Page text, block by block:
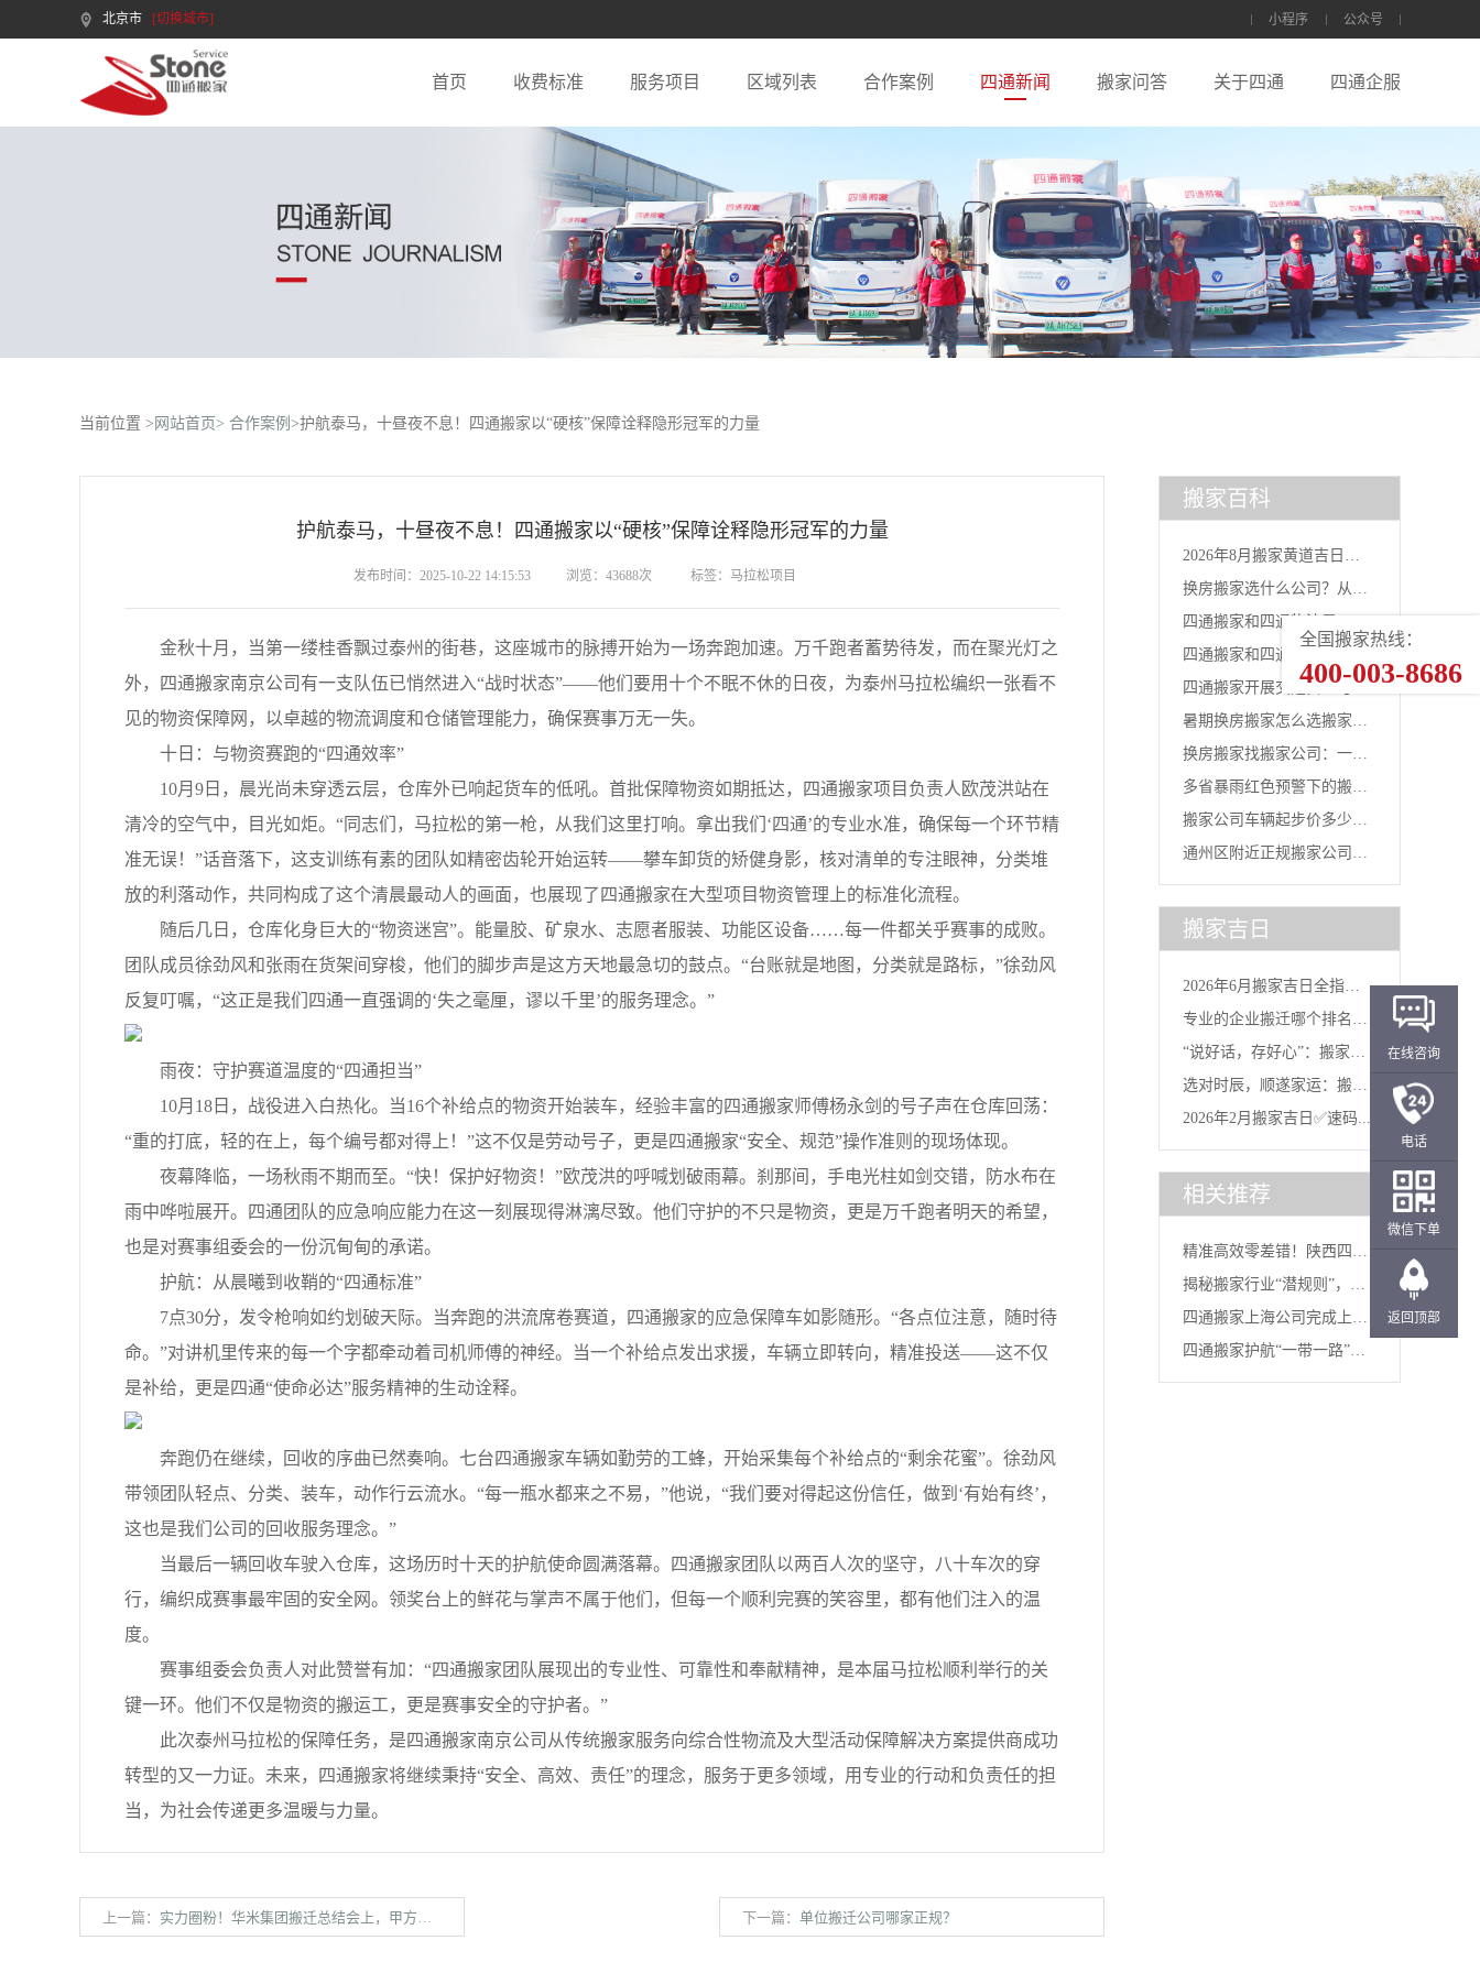
全国搬家热线：
400-003-8686
北京市 [切换城市] 小程序 公众号
首页 收费标准 服务项目 区域列表 合作案例 四通新闻 搬家问答 关于四通 四通企服
当前位置 > 网站首页> 合作案例 >护航泰马，十昼夜不息！四通搬家以“硬核”保障诠释隐形冠军的力量
护航泰马，十昼夜不息！四通搬家以“硬核”保障诠释隐形冠军的力量
发布时间：2025-10-22 14:15:53 浏览：43688次 标签：马拉松项目
金秋十月，当第一缕桂香飘过泰州的街巷，这座城市的脉搏开始为一场奔跑加速。万千跑者蓄势待发，而在聚光灯之
外，四通搬家南京公司有一支队伍已悄然进入“战时状态”——他们要用十个不眠不休的日夜，为泰州马拉松编织一张看不
见的物资保障网，以卓越的物流调度和仓储管理能力，确保赛事万无一失。
十日：与物资赛跑的“四通效率”
10月9日，晨光尚未穿透云层，仓库外已响起货车的低吼。首批保障物资如期抵达，四通搬家项目负责人欧茂洪站在
清冷的空气中，目光如炬。“同志们，马拉松的第一枪，从我们这里打响。拿出我们‘四通’的专业水准，确保每一个环节精
准无误！”话音落下，这支训练有素的团队如精密齿轮开始运转——攀车卸货的矫健身影，核对清单的专注眼神，分类堆
放的利落动作，共同构成了这个清晨最动人的画面，也展现了四通搬家在大型项目物资管理上的标准化流程。
随后几日，仓库化身巨大的“物资迷宫”。能量胶、矿泉水、志愿者服装、功能区设备……每一件都关乎赛事的成败。
团队成员徐劲风和张雨在货架间穿梭，他们的脚步声是这方天地最急切的鼓点。“台账就是地图，分类就是路标，”徐劲风
反复叮嘱，“这正是我们四通一直强调的‘失之毫厘，谬以千里’的服务理念。”
雨夜：守护赛道温度的“四通担当”
10月18日，战役进入白热化。当16个补给点的物资开始装车，经验丰富的四通搬家师傅杨永剑的号子声在仓库回荡：
“重的打底，轻的在上，每个编号都对得上！”这不仅是劳动号子，更是四通搬家“安全、规范”操作准则的现场体现。
夜幕降临，一场秋雨不期而至。“快！保护好物资！”欧茂洪的呼喊划破雨幕。刹那间，手电光柱如剑交错，防水布在
雨中哗啦展开。四通团队的应急响应能力在这一刻展现得淋漓尽致。他们守护的不只是物资，更是万千跑者明天的希望，
也是对赛事组委会的一份沉甸甸的承诺。
护航：从晨曦到收鞘的“四通标准”
7点30分，发令枪响如约划破天际。当奔跑的洪流席卷赛道，四通搬家的应急保障车如影随形。“各点位注意，随时待
命。”对讲机里传来的每一个字都牵动着司机师傅的神经。当一个补给点发出求援，车辆立即转向，精准投送——这不仅
是补给，更是四通“使命必达”服务精神的生动诠释。
奔跑仍在继续，回收的序曲已然奏响。七台四通搬家车辆如勤劳的工蜂，开始采集每个补给点的“剩余花蜜”。徐劲风
带领团队轻点、分类、装车，动作行云流水。“每一瓶水都来之不易，”他说，“我们要对得起这份信任，做到‘有始有终’，
这也是我们公司的回收服务理念。”
当最后一辆回收车驶入仓库，这场历时十天的护航使命圆满落幕。四通搬家团队以两百人次的坚守，八十车次的穿
行，编织成赛事最牢固的安全网。领奖台上的鲜花与掌声不属于他们，但每一个顺利完赛的笑容里，都有他们注入的温
度。
赛事组委会负责人对此赞誉有加：“四通搬家团队展现出的专业性、可靠性和奉献精神，是本届马拉松顺利举行的关
键一环。他们不仅是物资的搬运工，更是赛事安全的守护者。”
此次泰州马拉松的保障任务，是四通搬家南京公司从传统搬家服务向综合性物流及大型活动保障解决方案提供商成功
转型的又一力证。未来，四通搬家将继续秉持“安全、高效、责任”的理念，服务于更多领域，用专业的行动和负责任的担
当，为社会传递更多温暖与力量。
上一篇： 实力圈粉！华米集团搬迁总结会上，甲方为我们点赞 下一篇： 单位搬迁公司哪家正规？
搬家百科
2026年8月搬家黄道吉日一
换房搬家选什么公司？从台
四通搬家和四通物流是一家
四通搬家和四通物流有什么
四通搬家开展交通安全与行
暑期换房搬家怎么选搬家公
换房搬家找搬家公司：一线
多省暴雨红色预警下的搬家
搬家公司车辆起步价多少
通州区附近正规搬家公司｜
搬家吉日
2026年6月搬家吉日全指
专业的企业搬迁哪个排名
“说好话，存好心”：搬家当
选对时辰，顺遂家运：搬家
2026年2月搬家吉日✅速码...
相关推荐
精准高效零差错！陕西四通
揭秘搬家行业“潜规则”，四
四通搬家上海公司完成上海
四通搬家护航“一带一路”，
在线咨询
电话
微信下单
返回顶部